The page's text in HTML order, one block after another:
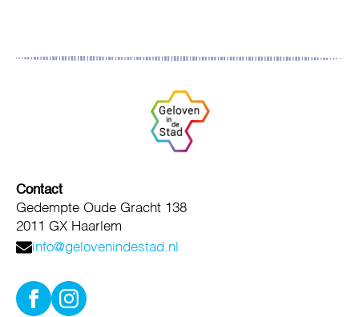
Contact
Gedempte Oude Gracht 138
2011 GX Haarlem
info@gelovenindestad.nl